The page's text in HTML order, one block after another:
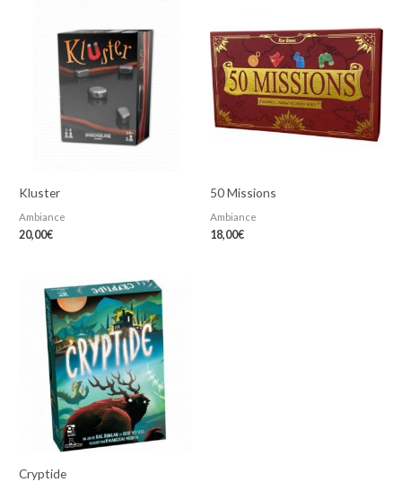
Kluster
Ambiance
20,00€
50 Missions
Ambiance
18,00€
Cryptide